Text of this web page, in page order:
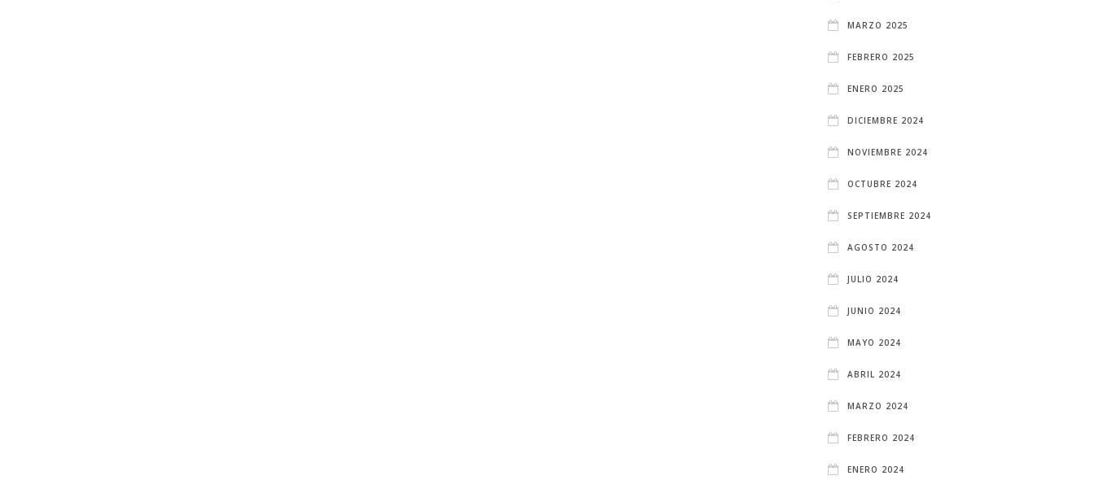
MARZO 2025
FEBRERO 2025
ENERO 2025
DICIEMBRE 2024
NOVIEMBRE 2024
OCTUBRE 2024
SEPTIEMBRE 2024
AGOSTO 2024
JULIO 2024
JUNIO 2024
MAYO 2024
ABRIL 2024
MARZO 2024
FEBRERO 2024
ENERO 2024